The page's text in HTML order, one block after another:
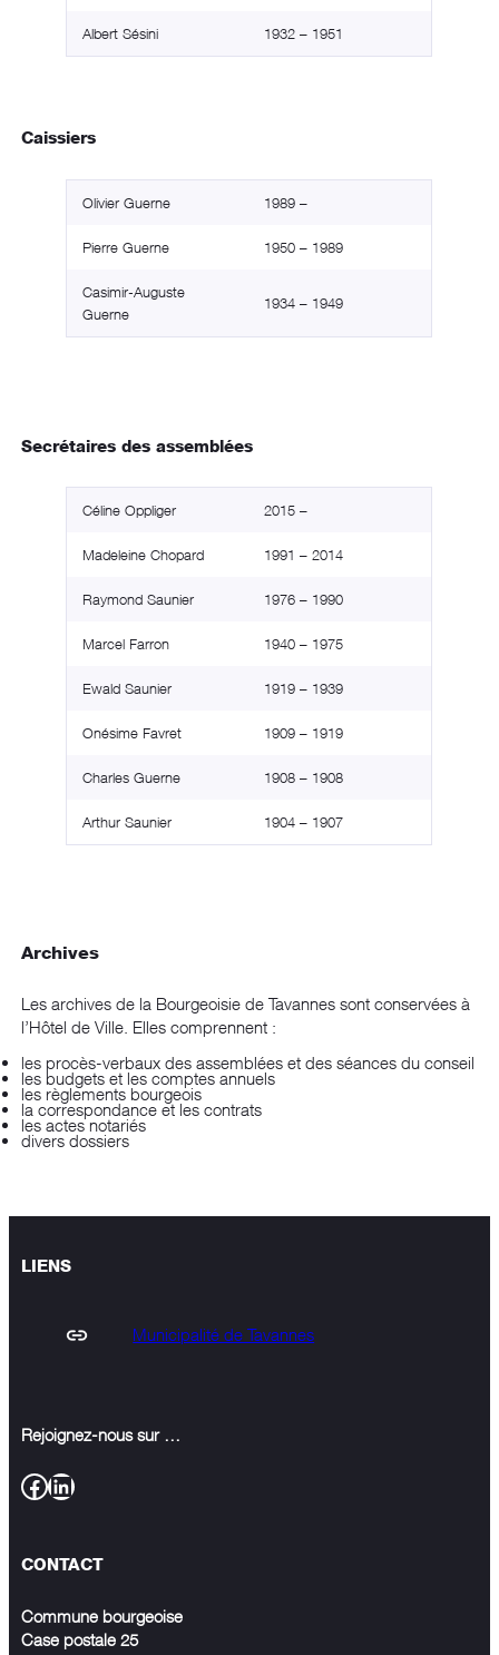
Albert Sésini 1932 – 1951
Caissiers
Olivier Guerne 1989 –
Pierre Guerne 1950 – 1989
Casimir-Auguste
Guerne
1934 – 1949
Secrétaires des assemblées
Céline Oppliger 2015 –
Madeleine Chopard 1991 – 2014
Raymond Saunier 1976 – 1990
Marcel Farron 1940 – 1975
Ewald Saunier 1919 – 1939
Onésime Favret 1909 – 1919
Charles Guerne 1908 – 1908
Arthur Saunier 1904 – 1907
Archives
Les archives de la Bourgeoisie de Tavannes sont conservées à
l’Hôtel de Ville. Elles comprennent :
les procès-verbaux des assemblées et des séances du conseil
les budgets et les comptes annuels
les règlements bourgeois
la correspondance et les contrats
les actes notariés
divers dossiers
LIENS
Municipalité de Tavannes
Rejoignez-nous sur …
Facebook LinkedIn
CONTACT
Commune bourgeoise
Case postale 25